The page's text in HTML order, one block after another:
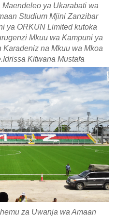
ya Ukarabati wa
Studium Mjini Zanzibar
ya ORKUN Limited kutoka
Mkuu wa Kampuni ya
Karadeniz na Mkuu wa Mkoa
Kitwana Mustafa
za Uwanja wa Amaan